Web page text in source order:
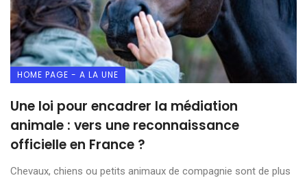
HOME PAGE - A LA UNE
Une loi pour encadrer la médiation
animale : vers une reconnaissance
officielle en France ?
Chevaux, chiens ou petits animaux de compagnie sont de plus